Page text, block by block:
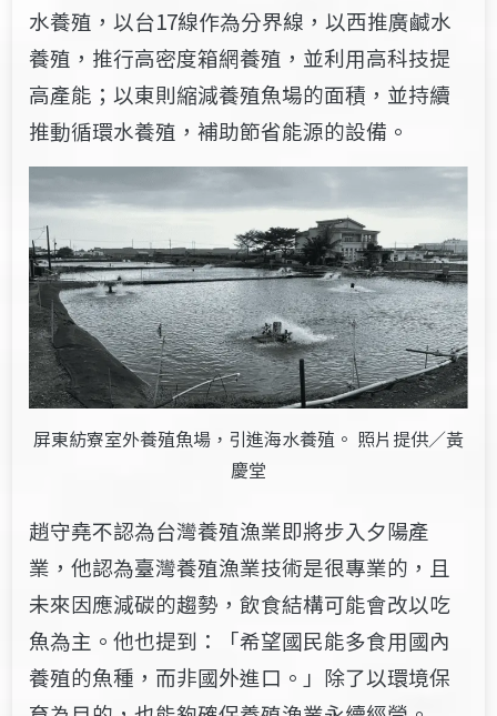
水養殖，以台17線作為分界線，以西推廣鹹水
養殖，推行高密度箱網養殖，並利用高科技提
高產能；以東則縮減養殖魚場的面積，並持續
推動循環水養殖，補助節省能源的設備。
屏東紡寮室外養殖魚場，引進海水養殖。 照片提供／黃
慶堂
趙守堯不認為台灣養殖漁業即將步入夕陽產
業，他認為臺灣養殖漁業技術是很專業的，且
未來因應減碳的趨勢，飲食結構可能會改以吃
魚為主 。他也提到：「希望國民能多食用國內
養殖的魚種，而非國外進口。」除了以環境保